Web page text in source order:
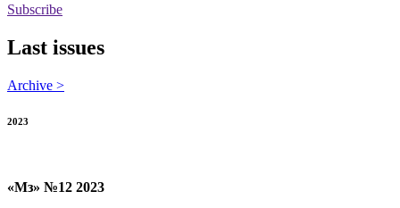
Subscribe
Last issues
Archive >
2023
«Мз» №12 2023